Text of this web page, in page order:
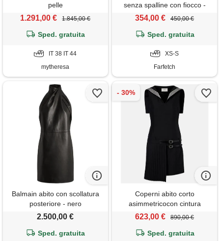
pelle
1.291,00 € 1.845,00 €
Sped. gratuita
IT 38 IT 44
mytheresa
senza spalline con fiocco -
nero
354,00 € 450,00 €
Sped. gratuita
XS-S
Farfetch
Balmain abito con scollatura
posteriore - nero
2.500,00 €
Sped. gratuita
Coperni abito corto
asimmetricocon cintura
623,00 € 890,00 €
Sped. gratuita